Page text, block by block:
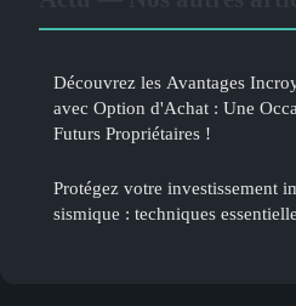
Découvrez les Avantages
avec Option d'Achat : Une
Futurs Propriétaires !
Protégez votre investissement
sismique : techniques